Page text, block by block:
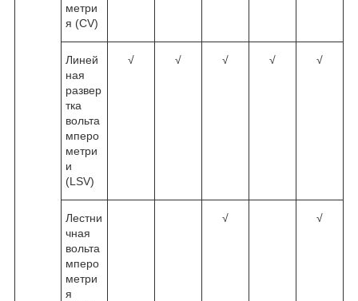
метри
я (CV)
Линей
ная
развер
тка
вольта
мперо
метри
и
(LSV)
√ √ √ √ √
Лестни
чная
вольта
мперо
метри
я
√ √